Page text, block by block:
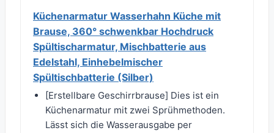
Küchenarmatur Wasserhahn Küche mit
Brause, 360° schwenkbar Hochdruck
Spültischarmatur, Mischbatterie aus
Edelstahl, Einhebelmischer
Spültischbatterie (Silber)
[Erstellbare Geschirrbrause] Dies ist ein
Küchenarmatur mit zwei Sprühmethoden.
Lässt sich die Wasserausgabe per